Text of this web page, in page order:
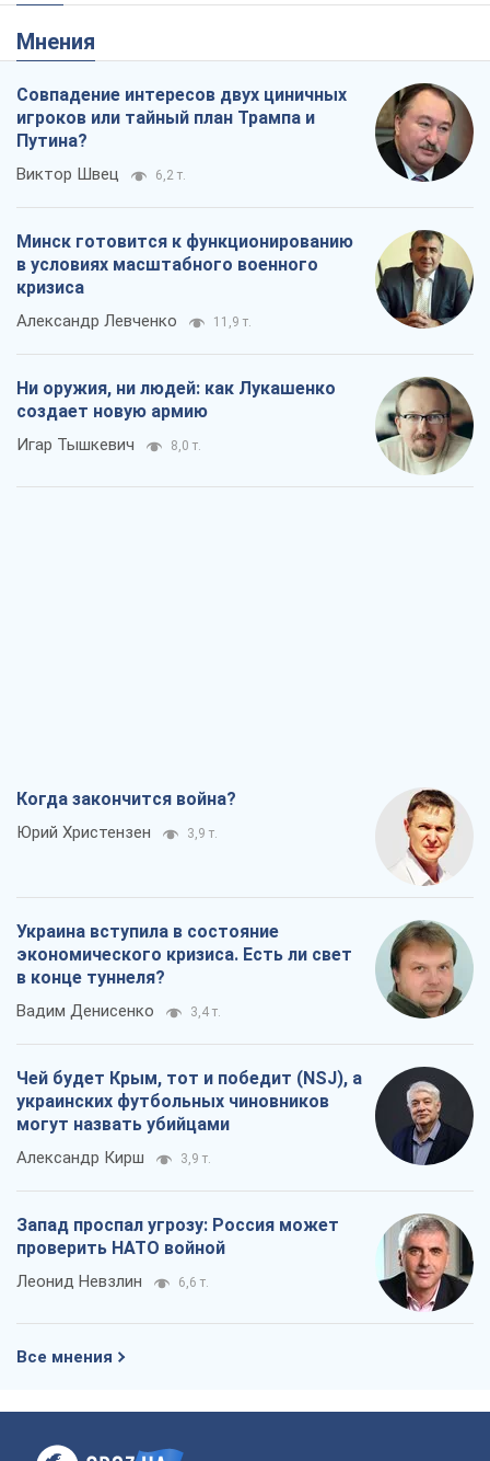
Мнения
Совпадение интересов двух циничных
игроков или тайный план Трампа и
Путина?
Виктор Швец 6,2 т.
Минск готовится к функционированию
в условиях масштабного военного
кризиса
Александр Левченко 11,9 т.
Ни оружия, ни людей: как Лукашенко
создает новую армию
Игар Тышкевич 8,0 т.
Когда закончится война?
Юрий Христензен 3,9 т.
Украина вступила в состояние
экономического кризиса. Есть ли свет
в конце туннеля?
Вадим Денисенко 3,4 т.
Чей будет Крым, тот и победит (NSJ), а
украинских футбольных чиновников
могут назвать убийцами
Александр Кирш 3,9 т.
Запад проспал угрозу: Россия может
проверить НАТО войной
Леонид Невзлин 6,6 т.
Все мнения